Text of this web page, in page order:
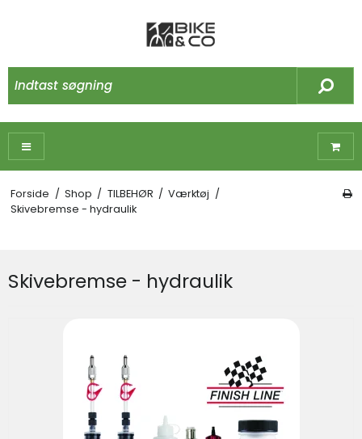
Forside / Shop / TILBEHØR / Værktøj /
Skivebremse - hydraulik
Skivebremse - hydraulik